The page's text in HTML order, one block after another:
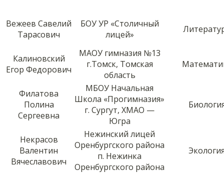
Вежеев Савелий
Тарасович
БОУ УР «Столичный
лицей»
Калиновский
Егор Федорович
МАОУ гимназия №13
г.Томск, Томская
область
Филатова
Полина
Сергеевна
МБОУ Начальная
Школа «Прогимназия»
г. Сургут, ХМАО —
Югра
Некрасов
Валентин
Вячеславович
Нежинский лицей
Оренбургского района
п. Нежинка
Оренбургского района